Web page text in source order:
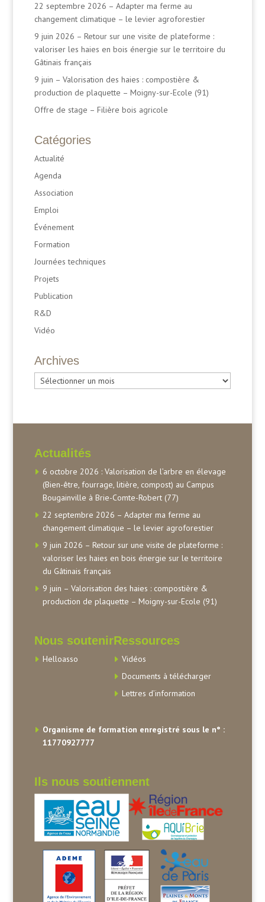
22 septembre 2026 – Adapter ma ferme au
changement climatique – le levier agroforestier
9 juin 2026 – Retour sur une visite de plateforme :
valoriser les haies en bois énergie sur le territoire du
Gâtinais français
9 juin – Valorisation des haies : compostière &
production de plaquette – Moigny-sur-Ecole (91)
Offre de stage – Filière bois agricole
Catégories
Actualité
Agenda
Association
Emploi
Événement
Formation
Journées techniques
Projets
Publication
R&D
Vidéo
Archives
Archives
Actualités
6 octobre 2026 : Valorisation de l’arbre en élevage
(Bien-être, fourrage, litière, compost) au Campus
Bougainville à Brie-Comte-Robert (77)
22 septembre 2026 – Adapter ma ferme au
changement climatique – le levier agroforestier
9 juin 2026 – Retour sur une visite de plateforme :
valoriser les haies en bois énergie sur le territoire
du Gâtinais français
9 juin – Valorisation des haies : compostière &
production de plaquette – Moigny-sur-Ecole (91)
Nous soutenir
Helloasso
Ressources
Vidéos
Documents à télécharger
Lettres d’information
Organisme de formation enregistré sous le n° :
11770927777
Ils nous soutiennent